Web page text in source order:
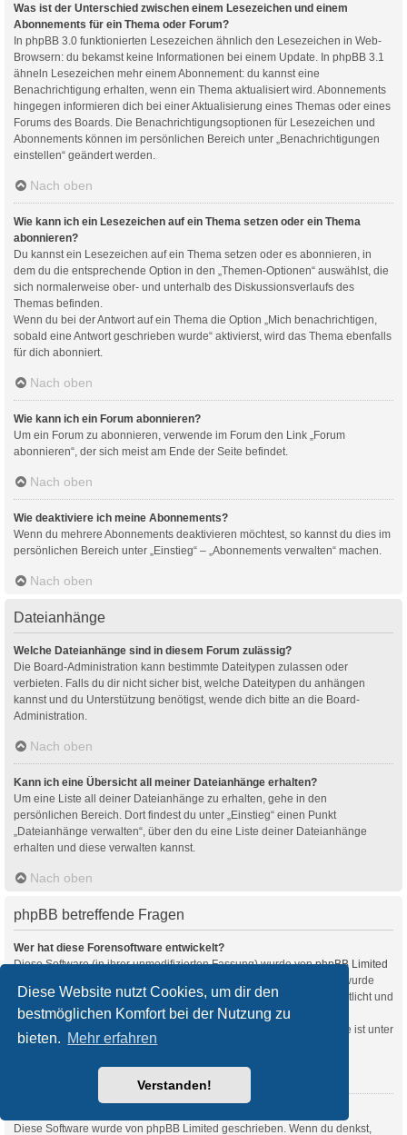
Diese Website nutzt Cookies, um dir den
bestmöglichen Komfort bei der Nutzung zu
bieten. Mehr erfahren
Verstanden!
Was ist der Unterschied zwischen einem Lesezeichen und einem
Abonnements für ein Thema oder Forum?
In phpBB 3.0 funktionierten Lesezeichen ähnlich den Lesezeichen in Web-
Browsern: du bekamst keine Informationen bei einem Update. In phpBB 3.1
ähneln Lesezeichen mehr einem Abonnement: du kannst eine
Benachrichtigung erhalten, wenn ein Thema aktualisiert wird. Abonnements
hingegen informieren dich bei einer Aktualisierung eines Themas oder eines
Forums des Boards. Die Benachrichtigungsoptionen für Lesezeichen und
Abonnements können im persönlichen Bereich unter „Benachrichtigungen
einstellen“ geändert werden.
Nach oben
Wie kann ich ein Lesezeichen auf ein Thema setzen oder ein Thema
abonnieren?
Du kannst ein Lesezeichen auf ein Thema setzen oder es abonnieren, in
dem du die entsprechende Option in den „Themen-Optionen“ auswählst, die
sich normalerweise ober- und unterhalb des Diskussionsverlaufs des
Themas befinden.
Wenn du bei der Antwort auf ein Thema die Option „Mich benachrichtigen,
sobald eine Antwort geschrieben wurde“ aktivierst, wird das Thema ebenfalls
für dich abonniert.
Nach oben
Wie kann ich ein Forum abonnieren?
Um ein Forum zu abonnieren, verwende im Forum den Link „Forum
abonnieren“, der sich meist am Ende der Seite befindet.
Nach oben
Wie deaktiviere ich meine Abonnements?
Wenn du mehrere Abonnements deaktivieren möchtest, so kannst du dies im
persönlichen Bereich unter „Einstieg“ – „Abonnements verwalten“ machen.
Nach oben
Dateianhänge
Welche Dateianhänge sind in diesem Forum zulässig?
Die Board-Administration kann bestimmte Dateitypen zulassen oder
verbieten. Falls du dir nicht sicher bist, welche Dateitypen du anhängen
kannst und du Unterstützung benötigst, wende dich bitte an die Board-
Administration.
Nach oben
Kann ich eine Übersicht all meiner Dateianhänge erhalten?
Um eine Liste all deiner Dateianhänge zu erhalten, gehe in den
persönlichen Bereich. Dort findest du unter „Einstieg“ einen Punkt
„Dateianhänge verwalten“, über den du eine Liste deiner Dateianhänge
erhalten und diese verwalten kannst.
Nach oben
phpBB betreffende Fragen
Wer hat diese Forensoftware entwickelt?
Diese Software (in ihrer unmodifizierten Fassung) wurde vonphpBB Limited
entwickelt und veröffentlicht. Sie ist urheberrechtlich geschützt. Sie wurde
unter der GNU General Public License, Version 2 (GPL-2.0) veröffentlicht und
kann frei vertrieben werden. Weitere Details findest du
auf der Seite von phpBB Limited
. Eine deutschsprachige Anlaufstelle ist unter
phpBB.de zu finden.
Diese Software wurde von phpBB Limited geschrieben. Wenn du denkst,